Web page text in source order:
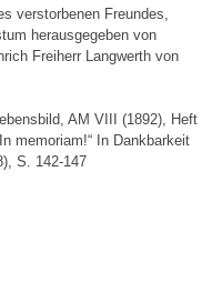
verstorbenen Freundes,
herausgegeben von
Freiherr Langwerth von
AM VIII (1892), Heft
memoriam!“ In Dankbarkeit
S. 142-147